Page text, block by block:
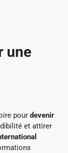
une
pour devenir
et attirer